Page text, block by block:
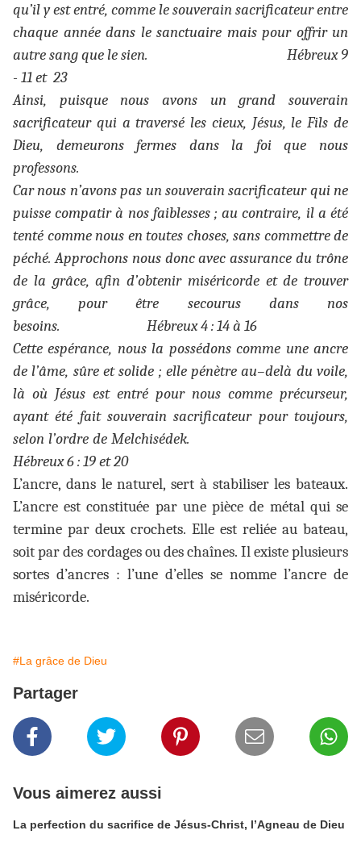
qu’il y est entré, comme le souverain sacrificateur entre
chaque année dans le sanctuaire mais pour offrir un
autre sang que le sien. Hébreux 9
- 11 et 23
Ainsi, puisque nous avons un grand souverain
sacrificateur qui a traversé les cieux, Jésus, le Fils de
Dieu, demeurons fermes dans la foi que nous
professons.
Car nous n’avons pas un souverain sacrificateur qui ne
puisse compatir à nos faiblesses ; au contraire, il a été
tenté comme nous en toutes choses, sans commettre de
péché. Approchons nous donc avec assurance du trône
de la grâce, afin d’obtenir miséricorde et de trouver
grâce, pour être secourus dans nos
besoins. Hébreux 4 : 14 à 16
Cette espérance, nous la possédons comme une ancre
de l’âme, sûre et solide ; elle pénètre au–delà du voile,
là où Jésus est entré pour nous comme précurseur,
ayant été fait souverain sacrificateur pour toujours,
selon l’ordre de Melchisédek.
Hébreux 6 : 19 et 20
L’ancre, dans le naturel, sert à stabiliser les bateaux.
L’ancre est constituée par une pièce de métal qui se
termine par deux crochets. Elle est reliée au bateau,
soit par des cordages ou des chaînes. Il existe plusieurs
sortes d’ancres : l’une d’elles se nomme l’ancre de
miséricorde.
#La grâce de Dieu
Partager
Vous aimerez aussi
La perfection du sacrifice de Jésus-Christ, l’Agneau de Dieu